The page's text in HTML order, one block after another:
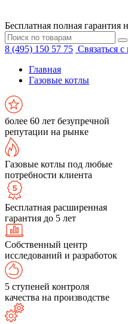
Бесплатная полная гарантия
8 (495) 150 57 75 Связаться
Главная
Газовые котлы
более 60 лет безупречной
репутации на рынке
Газовые котлы под любые
потребности клиента
Бесплатная расширенная
гарантия до 5 лет
Собственный центр
исследований и разработок
5 ступеней контроля
качества на производстве